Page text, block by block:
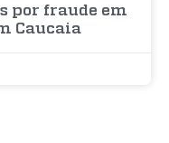
por fraude em
Caucaia